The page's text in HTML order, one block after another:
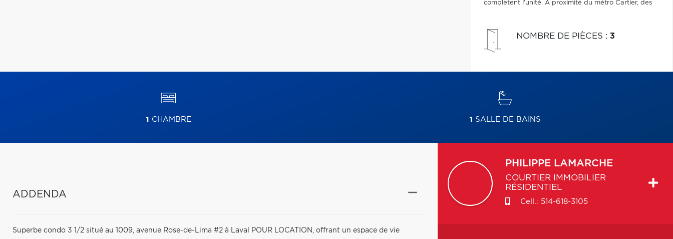
complètent l'unité. À proximité du métro Cartier, des
ainsi que des autoroutes.
NOMBRE DE PIÈCES : 3
1 CHAMBRE 1 SALLE DE BAINS
ADDENDA
Superbe condo 3 1/2 situé au 1009, avenue Rose-de-Lima #2 à Laval POUR LOCATION, offrant un espace de vie
PHILIPPE LAMARCHE
COURTIER IMMOBILIER
RÉSIDENTIEL
Cell.: 514-618-3105